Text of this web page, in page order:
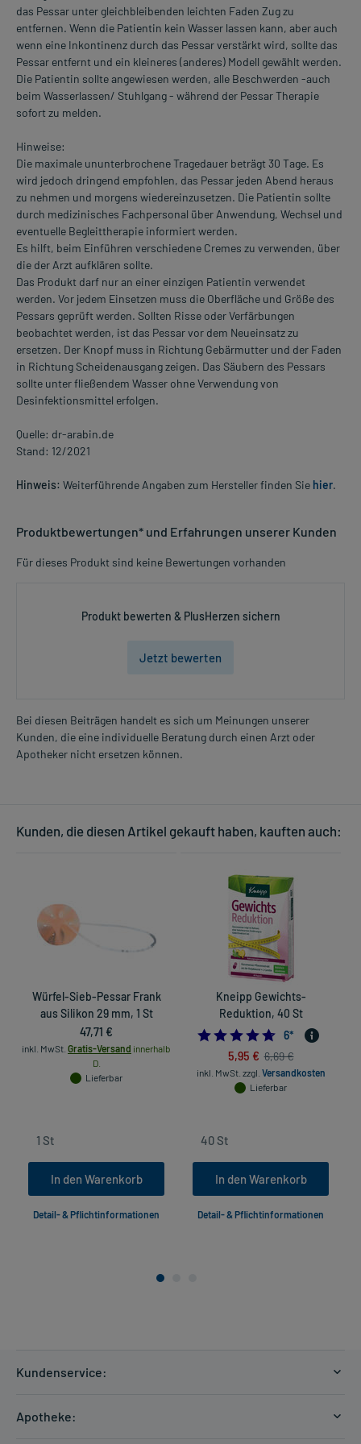
das Pessar unter gleichbleibenden leichten Faden Zug zu
entfernen. Wenn die Patientin kein Wasser lassen kann, aber auch
wenn eine Inkontinenz durch das Pessar verstärkt wird, sollte das
Pessar entfernt und ein kleineres (anderes) Modell gewählt werden.
Die Patientin sollte angewiesen werden, alle Beschwerden -auch
beim Wasserlassen/ Stuhlgang - während der Pessar Therapie
sofort zu melden.
Hinweise:
Die maximale ununterbrochene Tragedauer beträgt 30 Tage. Es
wird jedoch dringend empfohlen, das Pessar jeden Abend heraus
zu nehmen und morgens wiedereinzusetzen. Die Patientin sollte
durch medizinisches Fachpersonal über Anwendung, Wechsel und
eventuelle Begleittherapie informiert werden.
Es hilft, beim Einführen verschiedene Cremes zu verwenden, über
die der Arzt aufklären sollte.
Das Produkt darf nur an einer einzigen Patientin verwendet
werden. Vor jedem Einsetzen muss die Oberfläche und Größe des
Pessars geprüft werden. Sollten Risse oder Verfärbungen
beobachtet werden, ist das Pessar vor dem Neueinsatz zu
ersetzen. Der Knopf muss in Richtung Gebärmutter und der Faden
in Richtung Scheidenausgang zeigen. Das Säubern des Pessars
sollte unter fließendem Wasser ohne Verwendung von
Desinfektionsmittel erfolgen.
Quelle: dr-arabin.de
Stand: 12/2021
Hinweis: Weiterführende Angaben zum Hersteller finden Sie hier.
Produktbewertungen* und Erfahrungen unserer Kunden
Für dieses Produkt sind keine Bewertungen vorhanden
Produkt bewerten & PlusHerzen sichern
Jetzt bewerten
Bei diesen Beiträgen handelt es sich um Meinungen unserer
Kunden, die eine individuelle Beratung durch einen Arzt oder
Apotheker nicht ersetzen können.
Kunden, die diesen Artikel gekauft haben, kauften auch:
Würfel-Sieb-Pessar Frank
aus Silikon 29 mm, 1 St
47,71 €
inkl. MwSt. Gratis-Versand innerhalb
D.
Lieferbar
In den Warenkorb
Detail- & Pflichtinformationen
Kneipp Gewichts-
Reduktion, 40 St
6*
5,95 € 6,69 €
inkl. MwSt. zzgl. Versandkosten
Lieferbar
In den Warenkorb
Detail- & Pflichtinformationen
Kundenservice:
Apotheke: